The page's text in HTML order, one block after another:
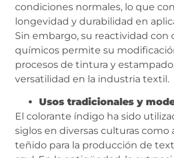
condiciones normales, lo que
longevidad y durabilidad en
Sin embargo, su reactividad con
químicos permite su
procesos de tintura y
versatilidad en la industria textil.
Usos tradicionales y
El colorante índigo ha sido
siglos en diversas culturas como
teñido para la producción de